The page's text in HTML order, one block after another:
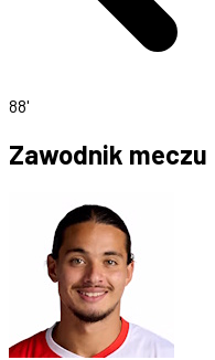
88'
Zawodnik meczu